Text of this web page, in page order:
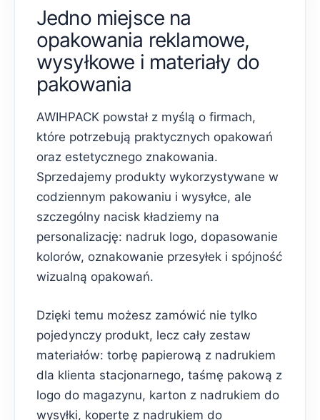
Jedno miejsce na
opakowania reklamowe,
wysyłkowe i materiały do
pakowania
AWIHPACK powstał z myślą o firmach,
które potrzebują praktycznych opakowań
oraz estetycznego znakowania.
Sprzedajemy produkty wykorzystywane w
codziennym pakowaniu i wysyłce, ale
szczególny nacisk kładziemy na
personalizację: nadruk logo, dopasowanie
kolorów, oznakowanie przesyłek i spójność
wizualną opakowań.
Dzięki temu możesz zamówić nie tylko
pojedynczy produkt, lecz cały zestaw
materiałów: torbę papierową z nadrukiem
dla klienta stacjonarnego, taśmę pakową z
logo do magazynu, karton z nadrukiem do
wysyłki, kopertę z nadrukiem do